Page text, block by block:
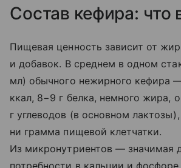
Состав кефира: что
Пищевая ценность зависит от
и добавок. В среднем в одном
мл) обычного нежирного кефира
ккал, 8−9 г белка, немного жира,
г углеводов (в основном
ни грамма пищевой клетчатки.
Из микронутриентов — значимая
потребности в кальции и